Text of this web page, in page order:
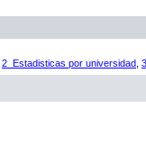
2_Estadisticas por universidad